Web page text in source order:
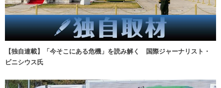
【独自連載】「今そこにある危機」を読み解く 国際ジャーナリスト・
ビニシウス氏